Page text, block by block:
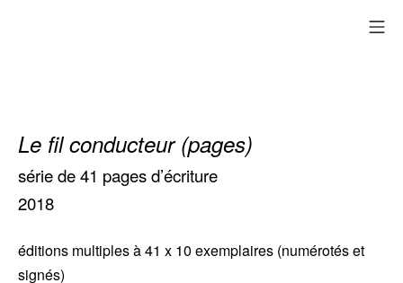
Le fil conducteur (pages)
série de 41 pages d’écriture
2018
éditions multiples à 41 x 10 exemplaires (numérotés et
signés)